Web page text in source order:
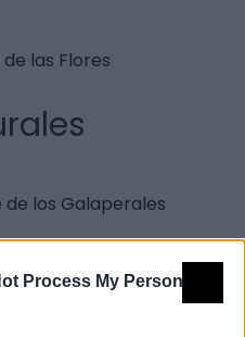
Process My Personal
las Flores
los Galaperales